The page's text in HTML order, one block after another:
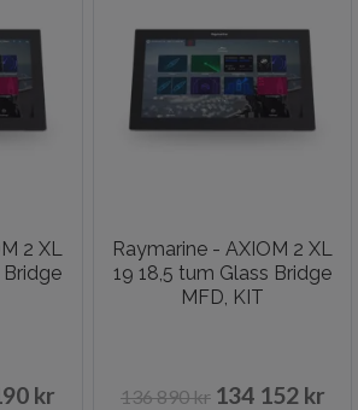
2 XL
Bridge
kr
Raymarine - AXIOM 2 XL
19 18,5 tum Glass Bridge
MFD, KIT
136 890 kr 134 152 kr